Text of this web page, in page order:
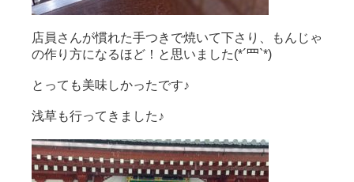
店員さんが慣れた手つきで焼いて下さり、もんじゃ
の作り方になるほど！と思いました(*´罒`*)
とっても美味しかったです♪
浅草も行ってきました♪